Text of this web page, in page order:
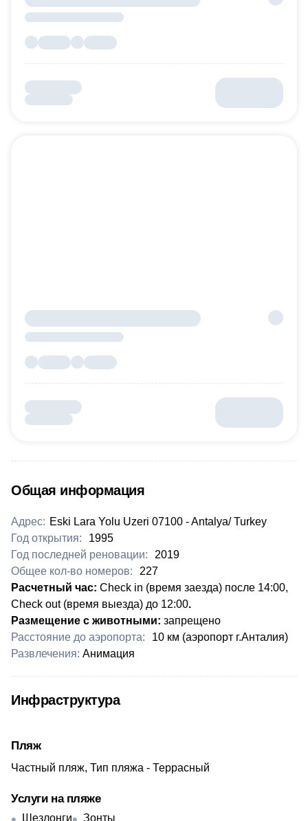
Общая информация
Адрес: Eski Lara Yolu Uzeri 07100 - Antalya/ Turkey
Год открытия:
1995
Год последней реновации:
2019
Общее кол-во номеров:
227
Расчетный час: Check in (время заезда) после 14:00,
Check out (время выезда) до 12:00.
Размещение с животными: запрещено
Расстояние до аэропорта:
10 км (аэропорт г.Анталия)
Развлечения: Анимация
Инфраструктура
Пляж
Частный пляж, Тип пляжа - Террасный
Услуги на пляже
Шезлонги Зонты